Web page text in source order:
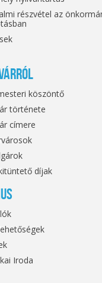
részvétel az
köszöntő
története
címere
díjak
Iroda